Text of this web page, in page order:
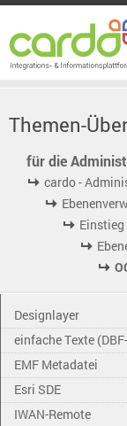
Themen-
für die
cardo -
Designlayer
einfache Texte
EMF Metadatei
Esri SDE
IWAN-Remote